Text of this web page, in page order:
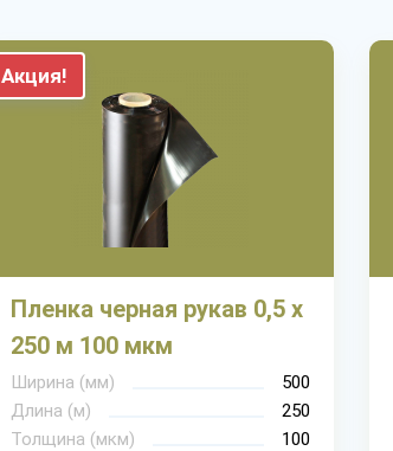
Акция!
Пленка черная рукав 0,5 х
250 м 100 мкм
Ширина (мм)
500
Длина (м)
250
Толщина (мкм)
100